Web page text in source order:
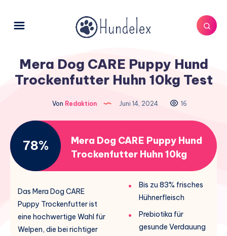
Mera Dog CARE Puppy Hund
Trockenfutter Huhn 10kg Test
Von Redaktion Juni 14, 2024 16
78%
Mera Dog CARE Puppy Hund
Trockenfutter Huhn 10kg
Das Mera Dog CARE
Puppy Trockenfutter ist
eine hochwertige Wahl für
Welpen, die bei richtiger
Bis zu 83% frisches
Hühnerfleisch
Prebiotika für
gesunde Verdauung